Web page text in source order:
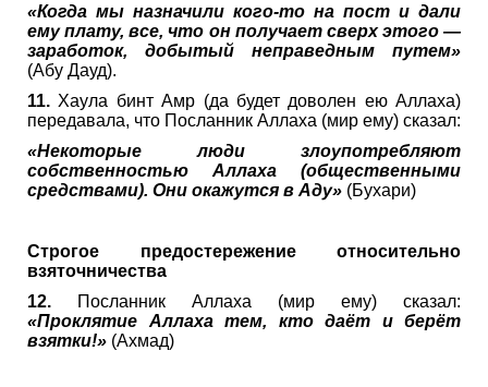
«Когда мы назначили кого-то на пост и дали
ему плату, все, что он получает сверх этого —
заработок, добытый неправедным путем»
(Абу Дауд).
11. Хаула бинт Амр (да будет доволен ею Аллаха)
передавала, что Посланник Аллаха (мир ему) сказал:
«Некоторые люди злоупотребляют
собственностью Аллаха (общественными
средствами). Они окажутся в Аду» (Бухари)
Строгое предостережение относительно
взяточничества
12. Посланник Аллаха (мир ему) сказал:
«Проклятие Аллаха тем, кто даёт и берёт
взятки!» (Ахмад)